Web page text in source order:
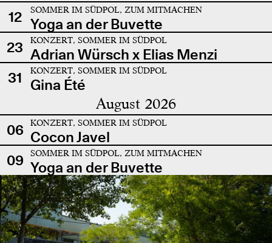
12 SOMMER IM SÜDPOL, ZUM MITMACHEN
Yoga an der Buvette
23
KONZERT, SOMMER IM SÜDPOL
Adrian Würsch x Elias Menzi
31
KONZERT, SOMMER IM SÜDPOL
Gina Été
August 2026
06 KONZERT, SOMMER IM SÜDPOL
Cocon Javel
09
SOMMER IM SÜDPOL, ZUM MITMACHEN
Yoga an der Buvette